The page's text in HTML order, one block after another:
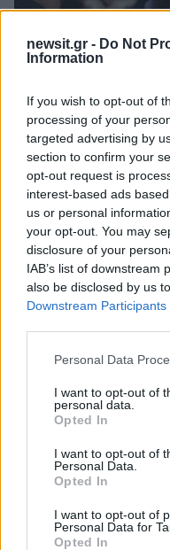
newsit.gr - Do Not
Information
If you wish to opt-out of
processing of your
targeted advertising by
section to confirm your
opt-out request is
interest-based ads
us or personal
your opt-out. You may
disclosure of your
IAB’s list of downstream
also be disclosed by us
Downstream Participants
Please note that this
not limited to your visit
grant or deny consent to
use your data for below
consent section.
Personal Data
I want to opt-out of
personal data.
Opted In
I want to opt-out of
Personal Data.
Opted In
I want to opt-out of
Personal Data for
Opted In
Όροι Χρήσης. Το site
Πολιτική Απορρήτου&
Συνελήφθη o γιος
Σωκράτη Μάλαμα
αστυνομικό